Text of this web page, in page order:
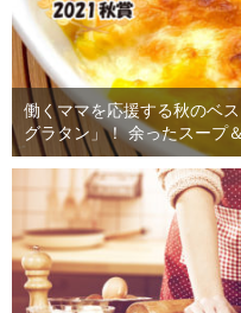
働くママを応援する秋のベ
グラタン」！ 余ったスープ